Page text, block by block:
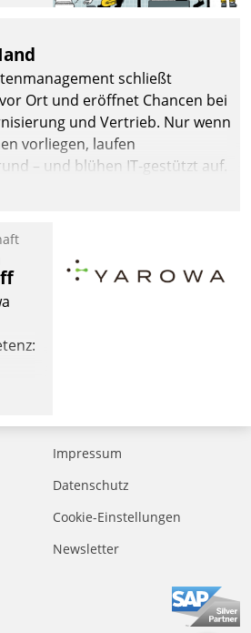
schließt
Ort und eröffnet Chancen bei
und Vertrieb. Nur wenn
vorliegen, laufen
– und blühen IT-gestützt auf.
Impressum
Datenschutz
Cookie-Einstellungen
Newsletter